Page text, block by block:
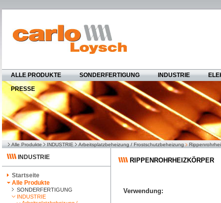
ALLE PRODUKTE SONDERFERTIGUNG INDUSTRIE
PRESSE
Alle Produkte INDUSTRIE Arbeitsplatzbeheizung / Frostschutzbeheizung
INDUSTRIE
Startseite
Alle Produkte
SONDERFERTIGUNG
INDUSTRIE
RIPPENROHRHEIZKÖRPER
Verwendung: